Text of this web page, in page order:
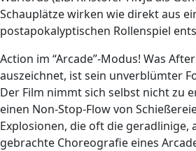
Schauplätze wirken wie direkt aus
postapokalyptischen Rollenspiel
Action im “Arcade”-Modus! Was
auszeichnet, ist sein unverblümter
Der Film nimmt sich selbst nicht zu
einen Non-Stop-Flow von
Explosionen, die oft die geradlinige,
gebrachte Choreografie eines